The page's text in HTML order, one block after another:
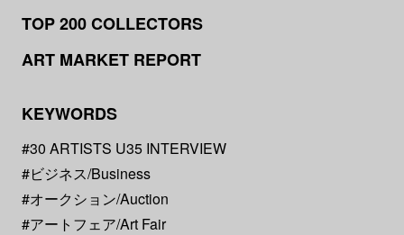
TOP 200 COLLECTORS
ART MARKET REPORT
KEYWORDS
#30 ARTISTS U35 INTERVIEW
#ビジネス/Business
#オークション/Auction
#アートフェア/Art Fair